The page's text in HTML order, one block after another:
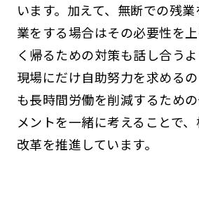
います。加えて、無断での残
業をする場合はその必要性を
く帰るための対策も話し合うよ
現場にだけ自助努力を求める
も長時間労働を削減するため
メントを一緒に考えることで
改革を推進しています。